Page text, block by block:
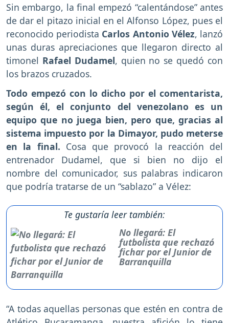
Sin embargo, la final empezó “calentándose” antes
de dar el pitazo inicial en el Alfonso López, pues el
reconocido periodista Carlos Antonio Vélez, lanzó
unas duras apreciaciones que llegaron directo al
timonel Rafael Dudamel, quien no se quedó con
los brazos cruzados.
Todo empezó con lo dicho por el comentarista,
según él, el conjunto del venezolano es un
equipo que no juega bien, pero que, gracias al
sistema impuesto por la Dimayor, pudo meterse
en la final. Cosa que provocó la reacción del
entrenador Dudamel, que si bien no dijo el
nombre del comunicador, sus palabras indicaron
que podría tratarse de un “sablazo” a Vélez:
Te gustaría leer también:
No llegará: El
futbolista que rechazó
fichar por el Junior de
Barranquilla
“A todas aquellas personas que estén en contra de